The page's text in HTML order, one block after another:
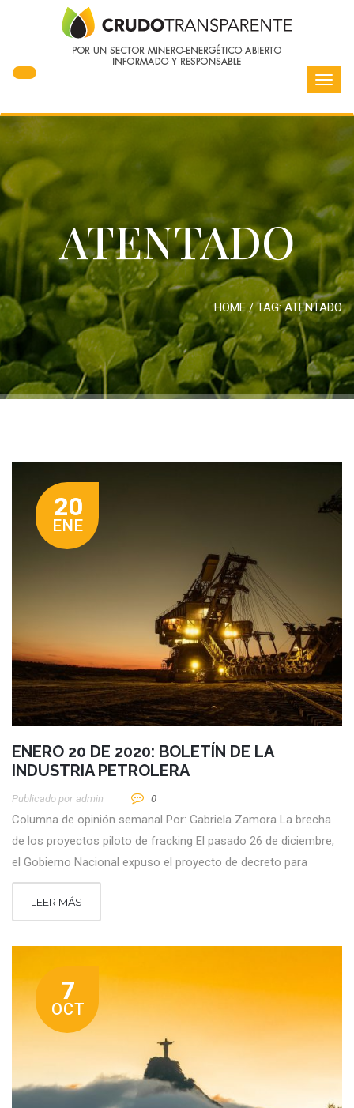
ATENTADO
HOME/ TAG:ATENTADO
20
ENE
ENERO 20 DE 2020: BOLETÍN DE LA
INDUSTRIA PETROLERA
Publicado por Admin 0
Columna de opinión semanal Por: Gabriela Zamora La brecha
de los proyectos piloto de fracking El pasado 26 de diciembre,
el Gobierno Nacional expuso el proyecto de decreto para
LEER MÁS
7
OCT